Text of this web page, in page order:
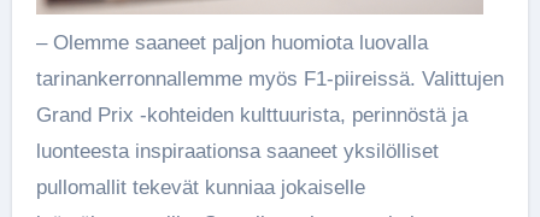
– Olemme saaneet paljon huomiota luovalla
tarinankerronnallemme myös F1-piireissä. Valittujen
Grand Prix -kohteiden kulttuurista, perinnöstä ja
luonteesta inspiraationsa saaneet yksilölliset
pullomallit tekevät kunniaa jokaiselle